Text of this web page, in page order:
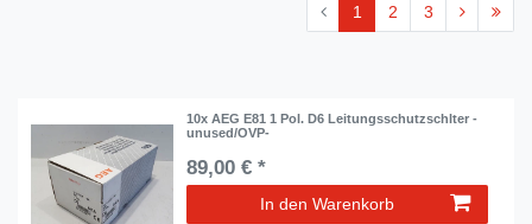
1 2 3
10x AEG E81 1 Pol. D6 Leitungsschutzschlter -
unused/OVP-
89,00 € *
In den Warenkorb